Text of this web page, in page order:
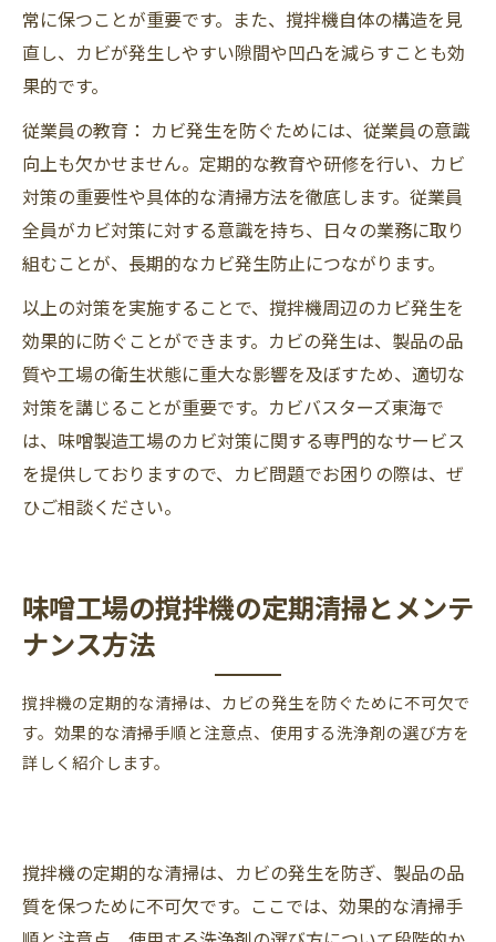
常に保つことが重要です。また、撹拌機自体の構造を見
直し、カビが発生しやすい隙間や凹凸を減らすことも効
果的です。
従業員の教育： カビ発生を防ぐためには、従業員の意識
向上も欠かせません。定期的な教育や研修を行い、カビ
対策の重要性や具体的な清掃方法を徹底します。従業員
全員がカビ対策に対する意識を持ち、日々の業務に取り
組むことが、長期的なカビ発生防止につながります。
以上の対策を実施することで、撹拌機周辺のカビ発生を
効果的に防ぐことができます。カビの発生は、製品の品
質や工場の衛生状態に重大な影響を及ぼすため、適切な
対策を講じることが重要です。カビバスターズ東海で
は、味噌製造工場のカビ対策に関する専門的なサービス
を提供しておりますので、カビ問題でお困りの際は、ぜ
ひご相談ください。
味噌工場の撹拌機の定期清掃とメンテ
ナンス方法
撹拌機の定期的な清掃は、カビの発生を防ぐために不可欠で
す。効果的な清掃手順と注意点、使用する洗浄剤の選び方を
詳しく紹介します。
撹拌機の定期的な清掃は、カビの発生を防ぎ、製品の品
質を保つために不可欠です。ここでは、効果的な清掃手